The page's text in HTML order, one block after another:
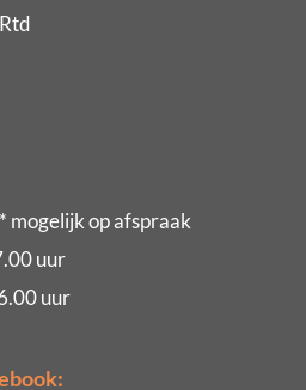
mogelijk op afspraak
uur
uur